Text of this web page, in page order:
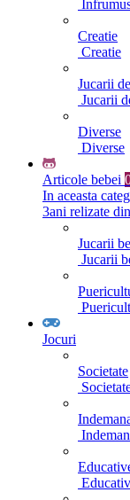
Creatie
Creatie
Jucarii
Jucarii
Diverse
Diverse
Articole bebei
In aceasta
3ani relizate
Jucarii
Jucarii
Jocuri
Societate